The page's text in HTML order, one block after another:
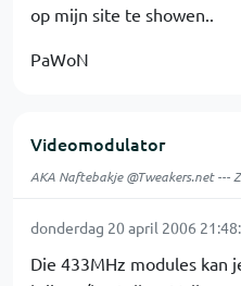
op mijn site te showen..
PaWoN
Videomodulator
AKA Naftebakje @Tweakers.net ---
donderdag 20 april 2006
Die 433MHz modules kan